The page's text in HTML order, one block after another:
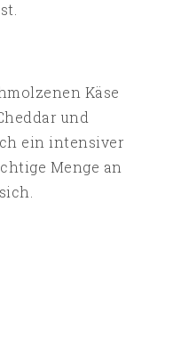
Käse
und
ein intensiver
Menge an